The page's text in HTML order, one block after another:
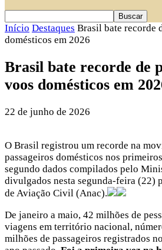
Início Destaques Brasil bate recorde
domésticos em 2026
Brasil bate recorde de
voos domésticos em
22 de junho de 2026
O Brasil registrou um recorde na
passageiros domésticos nos
segundo dados compilados pelo
divulgados nesta segunda-feira (22)
de Aviação Civil (Anac).
De janeiro a maio, 42 milhões de
viagens em território nacional,
milhões de passageiros registrados